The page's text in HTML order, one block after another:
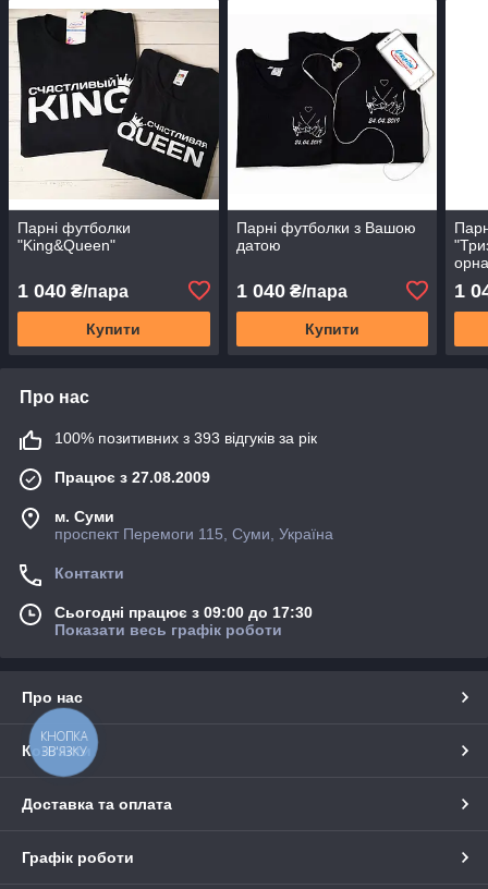
Парні футболки
"King&Queen"
1 040 ₴/пара
Купити
Парні футболки з Вашою
датою
1 040₴/пара
Купити
1
Про нас
100% позитивних з 393 відгуків за рік
Працює з 27.08.2009
м. Суми
проспект Перемоги 115, Суми, Україна
Контакти
Сьогодні працює з 09:00 до 17:30
Показати весь графік роботи
Про нас
Контакти
Доставка та оплата
Графік роботи
КНОПКА
ЗВ'ЯЗКУ